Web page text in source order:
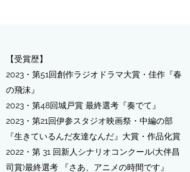
【受賞歴】
2023・ 第51回創作ラジオドラマ大賞・ 佳作『春
の飛沫』
2023・第48回城戸賞 最終選考『奏でて』
2023・第21回伊参スタジオ映画祭・中編の部
『生きているんだ友達なんだ』大賞・作品化賞
2022・第 31 回新人シナリオコンクール(大伴昌
司賞)最終選考 『さあ、アニメの時間です』